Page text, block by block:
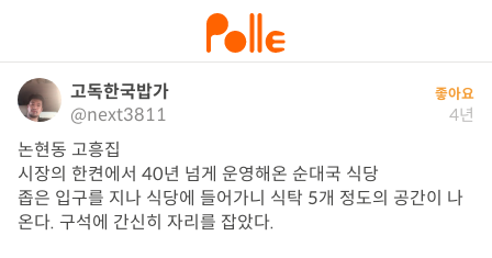
고독한국밥가
@next3811
좋아요
4년
논현동 고흥집
시장의 한켠에서 40년 넘게 운영해온 순대국 식당
좁은 입구를 지나 식당에 들어가니 식탁 5개 정도의 공간이 나
온다. 구석에 간신히 자리를 잡았다.